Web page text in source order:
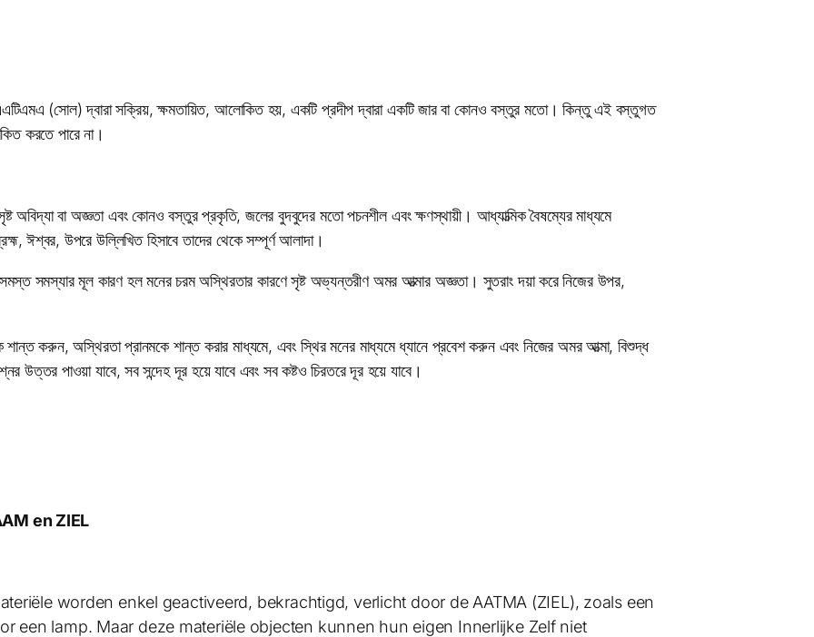
(সোল) দ্বারা সক্রিয়, ক্ষমতায়িত, আলোকিত হয়, একটি প্রদীপ দ্বারা একটি জার বা কোনও বস্তুর মতো। কিন্তু এই বস্তুগত
করতে পারে না।
অবিদ্যা বা অজ্ঞতা এবং কোনও বস্তুর প্রকৃতি, জলের বুদবুদের মতো পচনশীল এবং ক্ষণস্থায়ী। আধ্যাত্মিক বৈষম্যের মাধ্যমে
ঈশ্বর, উপরে উল্লিখিত হিসাবে তাদের থেকে সম্পূর্ণ আলাদা।
সমস্যার মূল কারণ হল মনের চরম অস্থিরতার কারণে সৃষ্ট অভ্যন্তরীণ অমর আত্মার অজ্ঞতা। সুতরাং দয়া করে নিজের উপর,
করুন, অস্থিরতা প্রানমকে শান্ত করার মাধ্যমে, এবং স্থির মনের মাধ্যমে ধ্যানে প্রবেশ করুন এবং নিজের অমর আত্মা, বিশুদ্ধ
উত্তর পাওয়া যাবে, সব সন্দেহ দূর হয়ে যাবে এবং সব কষ্টও চিরতরে দূর হয়ে যাবে।
en ZIEL
worden enkel geactiveerd, bekrachtigd, verlicht door de AATMA (ZIEL), zoals een
een lamp. Maar deze materiële objecten kunnen hun eigen Innerlijke Zelf niet